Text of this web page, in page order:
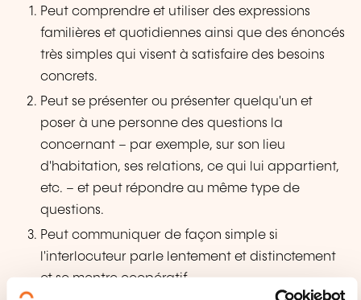
Peut comprendre et utiliser des expressions
familières et quotidiennes ainsi que des énoncés
très simples qui visent à satisfaire des besoins
concrets.
Peut se présenter ou présenter quelqu'un et
poser à une personne des questions la
concernant – par exemple, sur son lieu
d'habitation, ses relations, ce qui lui appartient,
etc. – et peut répondre au même type de
questions.
Peut communiquer de façon simple si
l'interlocuteur parle lentement et distinctement
et se montre coopératif.